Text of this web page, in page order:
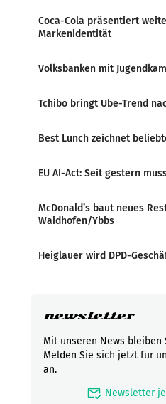
Coca-Cola präsentiert
Markenidentität
Volksbanken mit
Tchibo bringt Ube-Trend
Best Lunch zeichnet
EU AI-Act: Seit gestern
McDonald’s baut neues
Waidhofen/Ybbs
Heiglauer wird DPD-
newsletter
Mit unseren News bleiben
Melden Sie sich jetzt für
an.
mark_email_read Newsletter